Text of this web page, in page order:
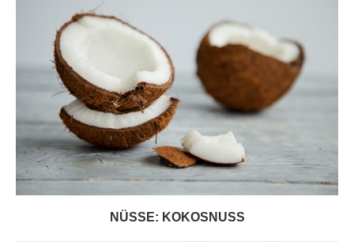
NÜSSE: KOKOSNUSS